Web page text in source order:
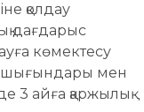
қолдау
дағдарыс
көмектесу
шығындары мен
3 айға қаржылық